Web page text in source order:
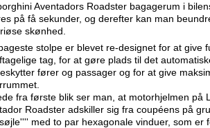
Aventadors Roadster bagagerum i
på få sekunder, og derefter kan man
skønhed.
stolpe er blevet re-designet for at give
tag, for at gøre plads til det
fører og passager og for at give
fra første blik ser man, at motorhjelmen på
Roadster adskiller sig fra coupéens på
med to par hexagonale vinduer, som er